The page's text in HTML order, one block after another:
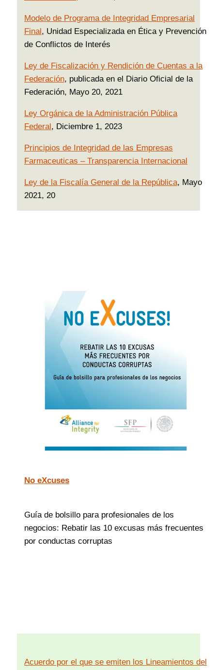
Modelo de Programa de Integridad Empresarial
Final , Unidad Especializada en Ética y Prevención
de Conflictos de Interés
Ley de Fiscalización y Rendición de Cuentas a la
Federación, publicada en el Diario Oficial de la
Federación, Mayo 20, 2021
Ley Orgánica de la Administración Pública
Federal , Diciembre 1, 2023
Principios de Integridad de las Empresas
Farmaceuticas – Transparencia Internacional
Ley de la Fiscalía General de la República, Mayo
2021, 20
No eXcuses
Guía de bolsillo para profesionales de los
negocios: Rebatir las 10 excusas más frecuentes
por conductas corruptas
Acuerdo por el que se emiten los Lineamientos del